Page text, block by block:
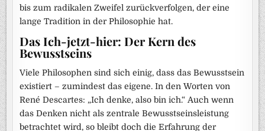
bis zum radikalen Zweifel zurückverfolgen, der eine
lange Tradition in der Philosophie hat.
Das Ich-jetzt-hier: Der Kern des
Bewusstseins
Viele Philosophen sind sich einig, dass das Bewusstsein
existiert – zumindest das eigene. In den Worten von
René Descartes: „Ich denke, also bin ich.“ Auch wenn
das Denken nicht als zentrale Bewusstseinsleistung
betrachtet wird, so bleibt doch die Erfahrung der